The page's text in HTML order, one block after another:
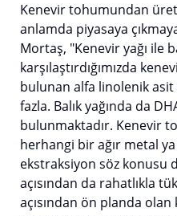
Kenevir tohumundan
anlamda piyasaya
Mortaş, "Kenevir yağı ile
karşılaştırdığımızda
bulunan alfa linolenik asit
fazla. Balık yağında da
bulunmaktadır. Kenevir
herhangi bir ağır metal
ekstraksiyon söz konusu
açısından da rahatlıkla
açısından ön planda